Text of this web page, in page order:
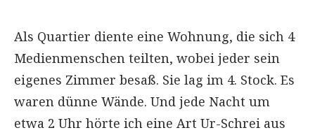
Als Quartier diente eine Wohnung, die sich 4
Medienmenschen teilten, wobei jeder sein
eigenes Zimmer besaß. Sie lag im 4. Stock. Es
waren dünne Wände. Und jede Nacht um
etwa 2 Uhr hörte ich eine Art Ur-Schrei aus